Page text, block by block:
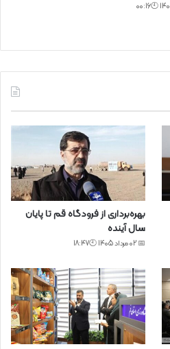
بهره‌برداری از فرودگاه قم تا پایان
سال آینده
📅 02 مرداد 1405 🕙18:47